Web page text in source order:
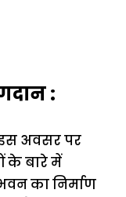
:
अवसर पर
के बारे में
का निर्माण